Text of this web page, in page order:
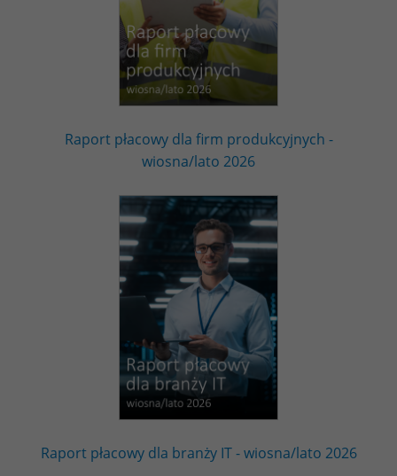
Raport płacowy dla firm produkcyjnych -
wiosna/lato 2026
Raport płacowy dla branży IT - wiosna/lato 2026